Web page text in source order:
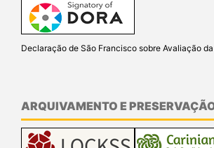
Declaração de São Francisco sobre Avaliação
ARQUIVAMENTO E